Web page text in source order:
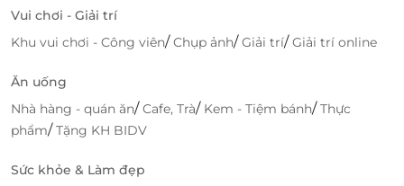
Vui chơi - Giải trí
Khu vui chơi - Công viên/Chụp ảnh/Giải trí/Giải trí online
Ăn uống
Nhà hàng - quán ăn/Cafe, Trà/ Kem - Tiệm bánh/Thực
phẩm/Tặng KH BIDV
Sức khỏe & Làm đẹp